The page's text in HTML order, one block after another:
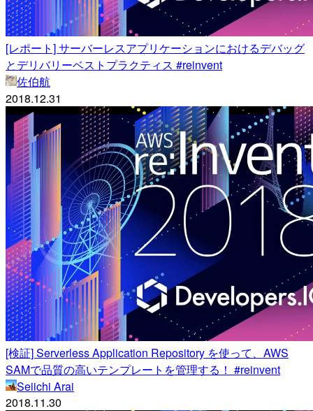
[レポート] サーバーレスアプリケーションにおけるデバッグ
とデリバリーベストプラクティス #reinvent
佐伯航
2018.12.31
[検証] Serverless Application Repository を使って、AWS
SAMで品質の高いテンプレートを管理する！ #reinvent
Seiichi Arai
2018.11.30